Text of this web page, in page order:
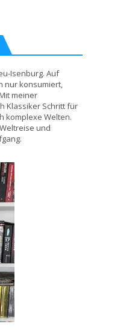
Isenburg. Auf
nur konsumiert,
meiner
Klassiker Schritt für
komplexe Welten.
und